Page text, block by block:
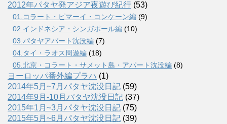
2012年パタヤ発アジア夜遊び紀行 (53)
01.コラート・ピマーイ・コンケーン編 (9)
02.インドネシア・シンガポール編 (10)
03.パタヤアパート沈没編 (7)
04.タイ・ラオス周遊編 (18)
05.北京・コラート・サメット島・アパート沈没編 (8)
ヨーロッパ番外編プラハ (1)
2014年5月~7月パタヤ沈没日記 (59)
2014年9月-10月パタヤ沈没日記 (37)
2015年1月~3月パタヤ沈没日記 (75)
2015年5月~6月パタヤ沈没日記 (39)